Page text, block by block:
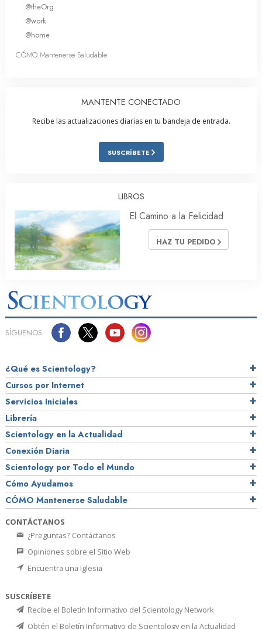
@theOrg
@work
@home
CÓMO Mantenerse Saludable
MANTENTE CONECTADO
Recibe las actualizaciones diarias en tu bandeja de entrada.
SUSCRÍBETE
LIBROS
El Camino a la Felicidad
HAZ TU PEDIDO
SÍGUENOS
¿Qué es Scientology?
Cursos por Internet
Servicios Iniciales
Librería
Scientology en la Actualidad
Conexión Diaria
Scientology por Todo el Mundo
Cómo Ayudamos
CÓMO Mantenerse Saludable
CONTÁCTANOS
¿Preguntas? Contáctanos
Opiniones sobre el Sitio Web
Encuentra una Iglesia
SUSCRÍBETE
Recibe el Boletín Informativo del Scientology Network
Obtén el Boletín Informativo de Scientology en la Actualidad